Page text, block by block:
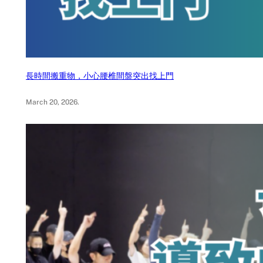
長時間搬重物，小心腰椎間盤突出找上門
March 20, 2026.